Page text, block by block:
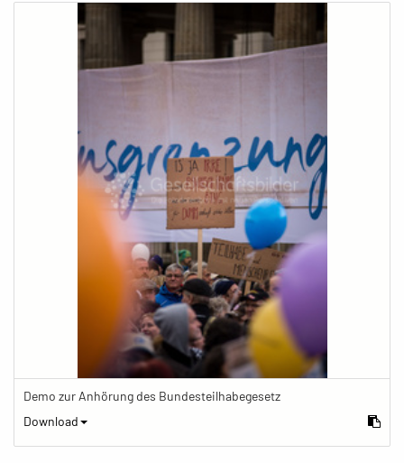
Demo zur Anhörung des Bundesteilhabegesetz
Download